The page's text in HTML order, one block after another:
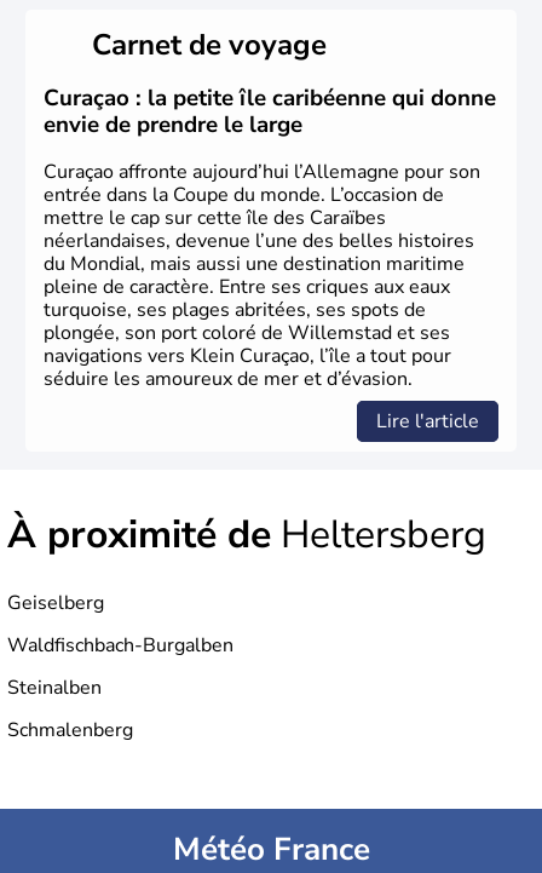
lesquelles bénéficient d'une grande autonomie. Le pays
peut se targuer de grands noms qu'il a vu naître dans tous
les domaines, des arts à la politique en passant par la
philosophie. Hertz, Gutenberg, Heidegger, Thomas Mann,
Herman Hesse ou bien Hegel en font partie.
Carnet de voyage
Curaçao : la petite île caribéenne qui donne
envie de prendre le large
Curaçao affronte aujourd’hui l’Allemagne pour son
entrée dans la Coupe du monde. L’occasion de
mettre le cap sur cette île des Caraïbes
néerlandaises, devenue l’une des belles histoires
du Mondial, mais aussi une destination maritime
pleine de caractère. Entre ses criques aux eaux
turquoise, ses plages abritées, ses spots de
plongée, son port coloré de Willemstad et ses
navigations vers Klein Curaçao, l’île a tout pour
séduire les amoureux de mer et d’évasion.
Lire l'article
À proximité de Heltersberg
Geiselberg
Waldfischbach-Burgalben
Steinalben
Schmalenberg
Météo France